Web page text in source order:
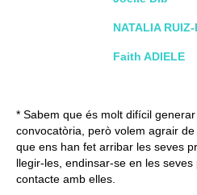
NATALIA
Faith ADIELE
* Sabem que és molt difícil
convocatòria, però volem agrair
que ens han fet arribar les seves
llegir-les, endinsar-se en les
contacte amb elles.